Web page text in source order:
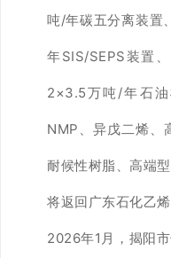
吨/年碳五分离装置
年SIS/SEPS装置
2×3.5万吨/年石
NMP、异戊二烯、
耐候性树脂、高端
将返回广东石化乙
2026年1月，揭阳